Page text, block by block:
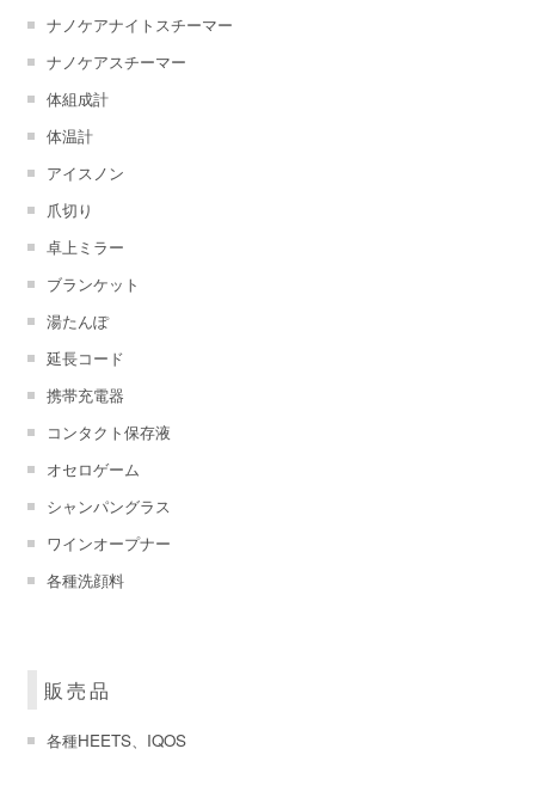
ナノケアナイトスチーマー
ナノケアスチーマー
体組成計
体温計
アイスノン
爪切り
卓上ミラー
ブランケット
湯たんぽ
延長コード
携帯充電器
コンタクト保存液
オセロゲーム
シャンパングラス
ワインオープナー
各種洗顔料
販売品
各種HEETS、IQOS